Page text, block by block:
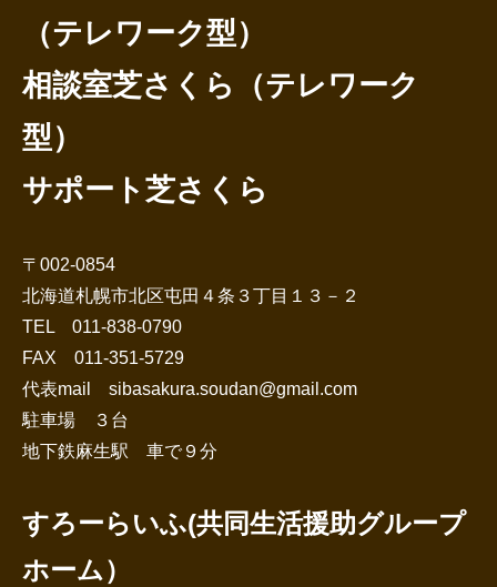
（テレワーク型）
相談室芝さくら（テレワーク
型）
サポート芝さくら
〒002-0854
北海道札幌市北区屯田４条３丁目１３－２
TEL 011-838-0790
FAX 011-351-5729
代表mail sibasakura.soudan@gmail.com
駐車場 ３台
地下鉄麻生駅 車で９分
すろーらいふ(共同生活援助グループ
ホーム）